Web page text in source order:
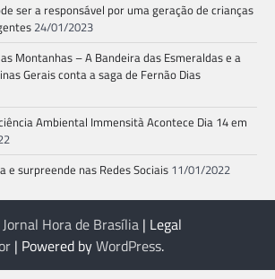
ser a responsável por uma geração de crianças
24/01/2023
Montanhas – A Bandeira das Esmeraldas e a
Gerais conta a saga de Fernão Dias
Ambiental Immensità Acontece Dia 14 em
e surpreende nas Redes Sociais 11/01/2022
Jornal Hora de Brasília | Legal
| Powered byWordPress.